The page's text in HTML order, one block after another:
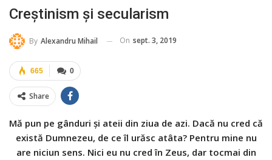
Creștinism și secularism
By Alexandru Mihail On sept. 3, 2019
0
665
Share
Mă pun pe gânduri și ateii din ziua de azi. Dacă nu cred că
există Dumnezeu, de ce îl urăsc atâta? Pentru mine nu
are niciun sens. Nici eu nu cred în Zeus, dar tocmai din